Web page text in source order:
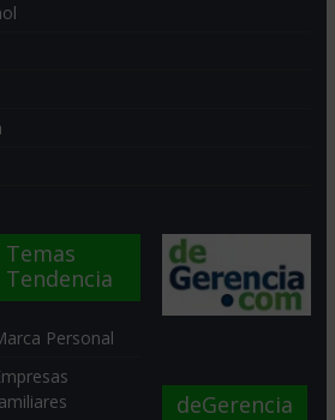
Temas
Tendencia
Personal
deGerencia